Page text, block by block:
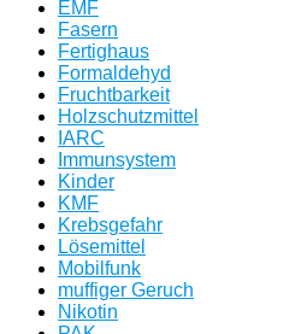
EMF
Fasern
Fertighaus
Formaldehyd
Fruchtbarkeit
Holzschutzmittel
IARC
Immunsystem
Kinder
KMF
Krebsgefahr
Lösemittel
Mobilfunk
muffiger Geruch
Nikotin